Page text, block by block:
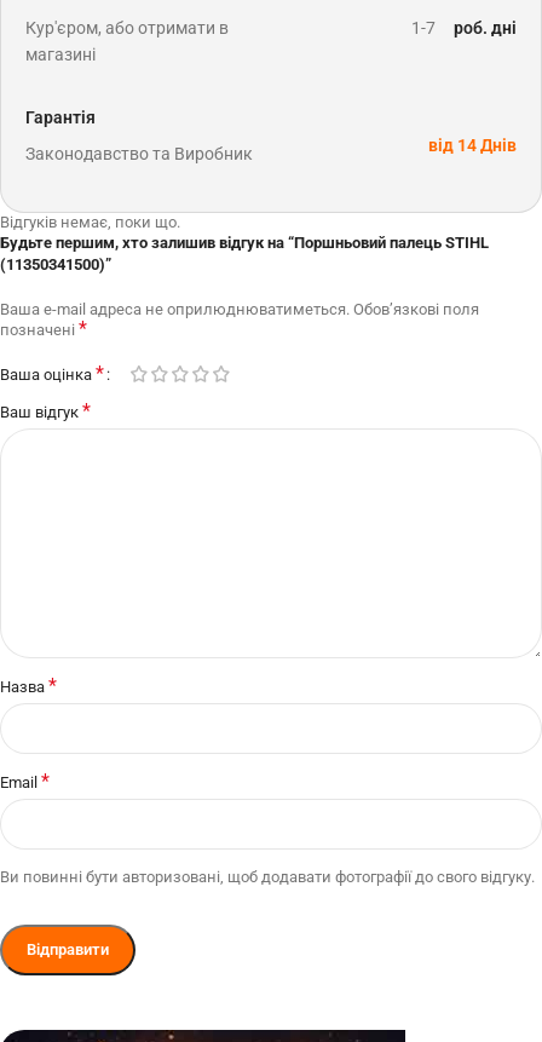
Кур'єром, або отримати в
магазині
1-7 роб. дні
Гарантія
Законодавство та Виробник
від 14 Днів
Відгуків немає, поки що.
Будьте першим, хто залишив відгук на “Поршньовий палець STIHL
(11350341500)”
Ваша e-mail адреса не оприлюднюватиметься. Обов’язкові поля
позначені *
Ваша оцінка *
Ваш відгук *
Назва *
Email *
Ви повинні бути авторизовані, щоб додавати фотографії до свого відгуку.